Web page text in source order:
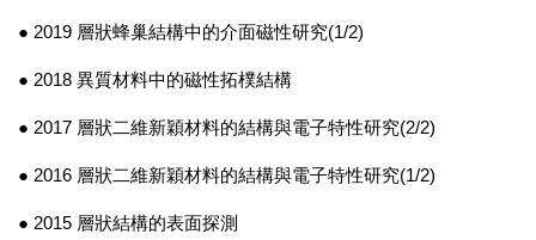
● 2019 層狀蜂巢結構中的介面磁性研究(1/2)
● 2018 異質材料中的磁性拓樸結構
● 2017 層狀二維新穎材料的結構與電子特性研究(2/2)
● 2016 層狀二維新穎材料的結構與電子特性研究(1/2)
● 2015 層狀結構的表面探測